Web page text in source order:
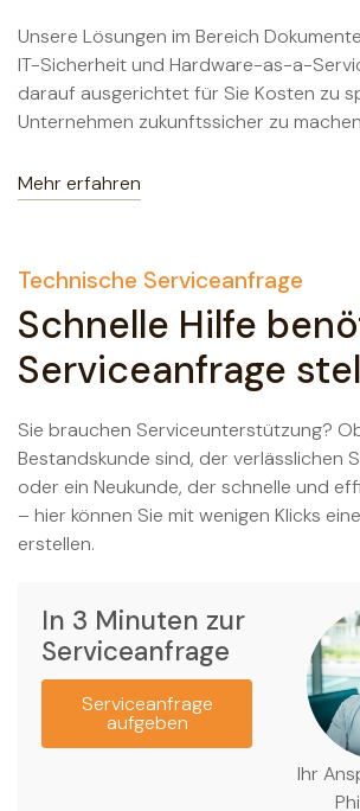
Unsere Lösungen im Bereich
IT-Sicherheit und Hardware-as-a-
darauf ausgerichtet für Sie Kosten zu
Unternehmen zukunftssicher zu
Mehr erfahren
Technische Serviceanfrage
Schnelle Hilfe
Serviceanfrage
Sie brauchen Serviceunterstützung?
Bestandskunde sind, der verlässlichen
oder ein Neukunde, der schnelle und
– hier können Sie mit wenigen Klicks
erstellen.
In 3 Minuten zur
Serviceanfrage
Serviceanfrage
aufgeben
Ihr